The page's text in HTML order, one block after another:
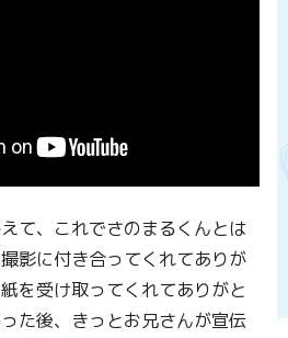
て、これでさのまるくんとは
影に付き合ってくれてありが
を受け取ってくれてありがと
た後、きっとお兄さんが宣伝